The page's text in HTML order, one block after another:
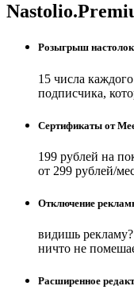
Розыгрыш настолок
15 числа
подписчика,
Сертификаты от
199 рублей на
от 299 рублей/
Отключение
видишь
ничто не
Расширенное